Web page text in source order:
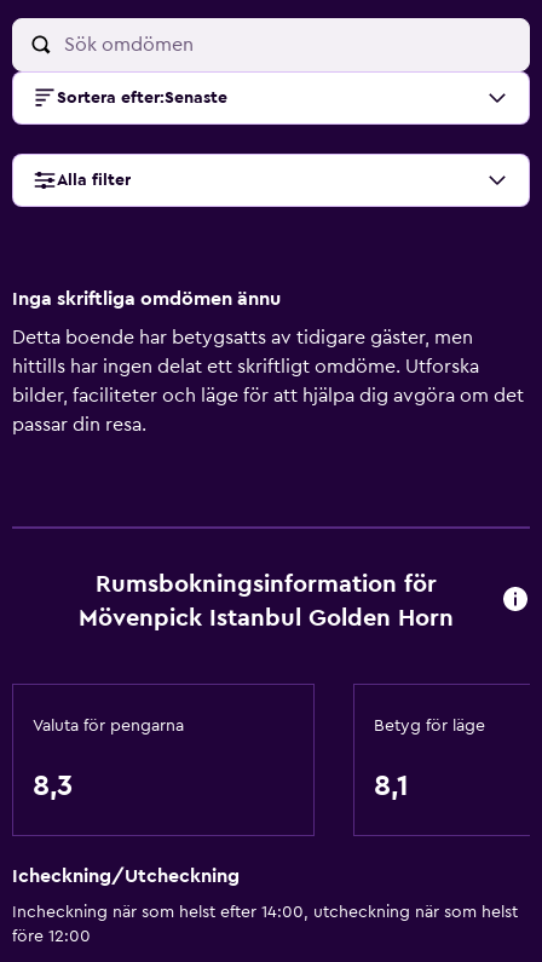
Sortera efter:Senaste
Alla filter
Inga skriftliga omdömen ännu
Detta boende har betygsatts av tidigare gäster, men
hittills har ingen delat ett skriftligt omdöme. Utforska
bilder, faciliteter och läge för att hjälpa dig avgöra om det
passar din resa.
Rumsbokningsinformation för
Mövenpick Istanbul Golden Horn
Valuta för pengarna
8,3
Betyg för läge
8,1
Icheckning/Utcheckning
Incheckning när som helst efter 14:00, utcheckning när som helst
före 12:00